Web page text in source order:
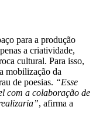
para a produção
a criatividade,
cultural. Para isso,
mobilização da
de poesias. “Esse
com a colaboração de
, afirma a